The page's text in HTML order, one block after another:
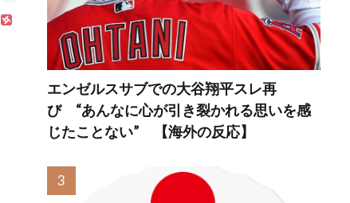
LAD
外の
エンゼルスサブでの大谷翔平スレ再
び “あんなに心が引き裂かれる思いを感
じたことない” 【海外の反応】